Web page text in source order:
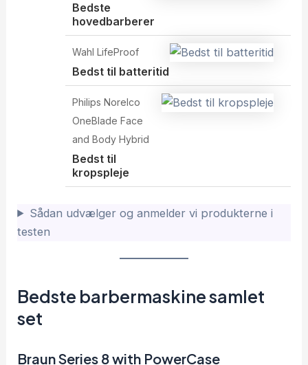
Bedste
hovedbarberer
Wahl LifeProof
Bedst til batteritid
Philips Norelco
OneBlade Face
and Body Hybrid
Bedst til
kropspleje
Sådan udvælger og anmelder vi produkterne i
testen
Bedste barbermaskine samlet
set
Braun Series 8 with PowerCase